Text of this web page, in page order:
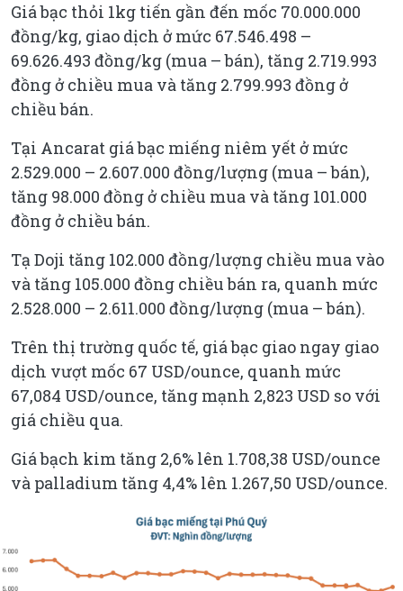
Giá bạc thỏi 1kg tiến gần đến mốc 70.000.000
đồng/kg, giao dịch ở mức 67.546.498 –
69.626.493 đồng/kg (mua – bán), tăng 2.719.993
đồng ở chiều mua và tăng 2.799.993 đồng ở
chiều bán.
Tại Ancarat giá bạc miếng niêm yết ở mức
2.529.000 – 2.607.000 đồng/lượng (mua – bán),
tăng 98.000 đồng ở chiều mua và tăng 101.000
đồng ở chiều bán.
Tạ Doji tăng 102.000 đồng/lượng chiều mua vào
và tăng 105.000 đồng chiều bán ra, quanh mức
2.528.000 – 2.611.000 đồng/lượng (mua – bán).
Trên thị trường quốc tế, giá bạc giao ngay giao
dịch vượt mốc 67 USD/ounce, quanh mức
67,084 USD/ounce, tăng mạnh 2,823 USD so với
giá chiều qua.
Giá bạch kim tăng 2,6% lên 1.708,38 USD/ounce
và palladium tăng 4,4% lên 1.267,50 USD/ounce.